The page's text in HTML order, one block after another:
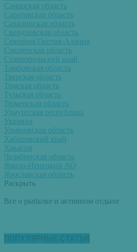
Самарская область
Саратовская область
Сахалинская область
Свердловская область
Северная Осетия-Алания
Смоленская область
Ставропольский край
Тамбовская область
Тверская область
Томская область
Тульская область
Тюменская область
Удмуртская республика
Украина
Ульяновская область
Хабаровский край
Хакасия
Челябинская область
Ямало-Ненецкий АО
Ярославская область
Раскрыть
Все о рыбалке и активном отдыхе
ПОПУЛЯРНЫЕ СТАТЬИ